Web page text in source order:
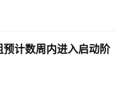
预计数周内进入启动阶